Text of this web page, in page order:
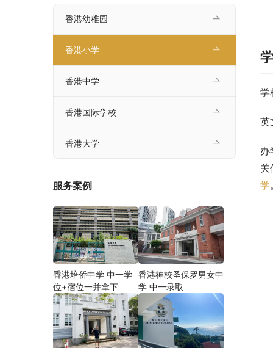
学
英
办
关
学
香港幼稚园
香港小学
香港中学
香港国际学校
香港大学
服务案例
香港培侨中学 中一学
位+宿位一并拿下
香港神校圣保罗男女中
学 中一录取